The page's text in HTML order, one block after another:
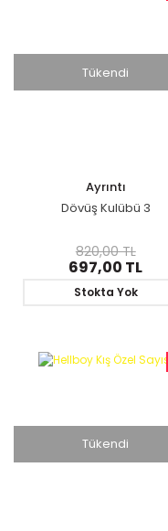
Tükendi
Ayrıntı
Dövüş Kulübü 3
697,00 TL
820,00 TL
Stokta Yok
Tükendi